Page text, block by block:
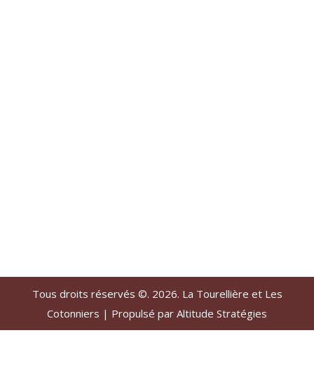
Tous droits réservés ©. 2026. La Tourellière et Les
Cotonniers | Propulsé par Altitude Stratégies